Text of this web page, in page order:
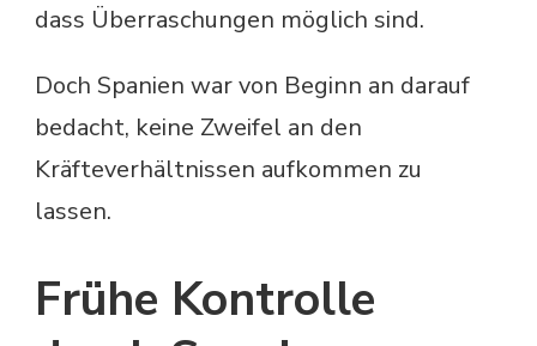
dass Überraschungen möglich sind.
Doch Spanien war von Beginn an darauf
bedacht, keine Zweifel an den
Kräfteverhältnissen aufkommen zu
lassen.
Frühe Kontrolle